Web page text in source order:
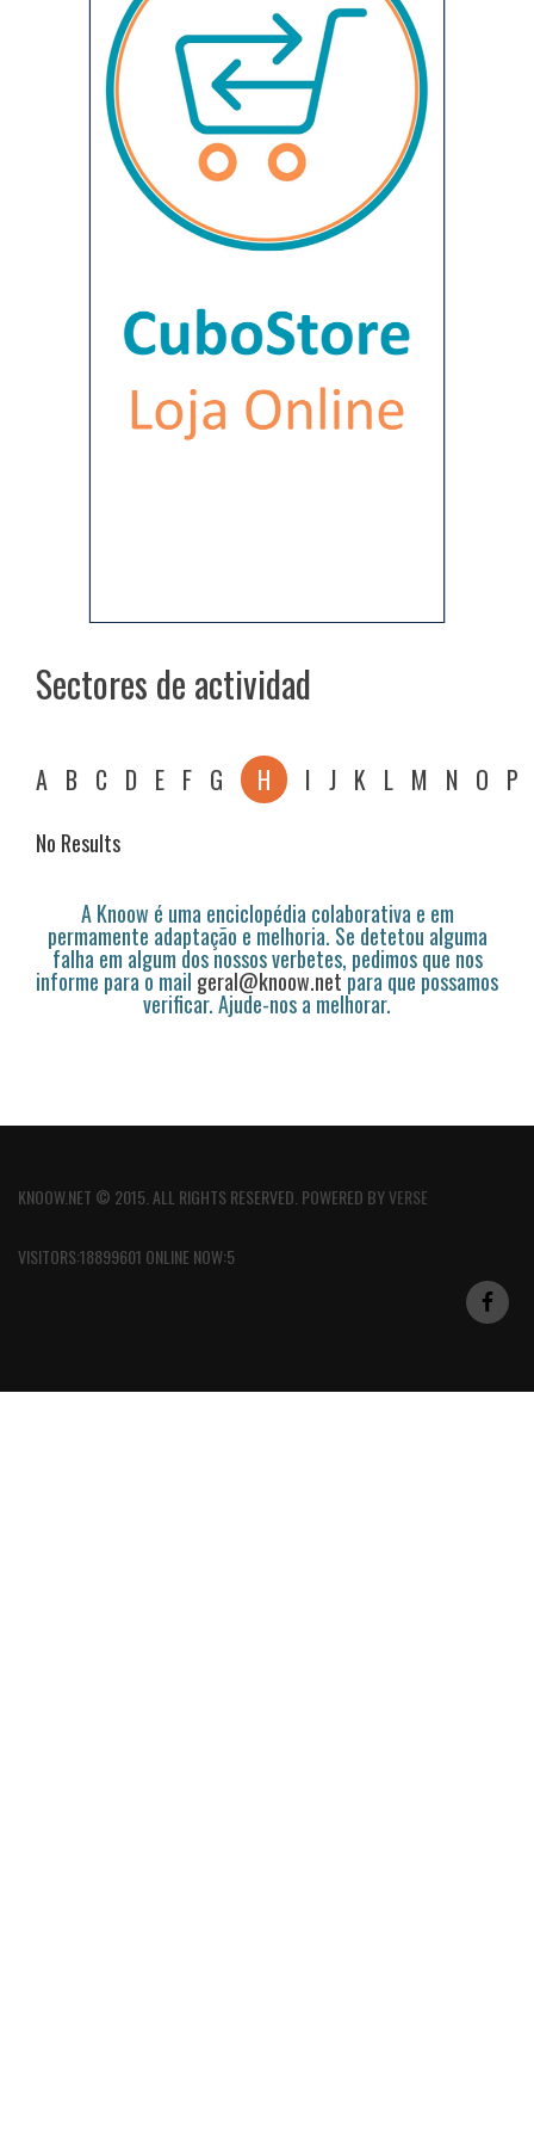
Sectores de actividad
A B C D E F G H I J K L M N O P
No Results
A Knoow é uma enciclopédia colaborativa e em
permamente adaptação e melhoria. Se detetou alguma
falha em algum dos nossos verbetes, pedimos que nos
informe para o mail geral@knoow.netpara que possamos
verificar. Ajude-nos a melhorar.
KNOOW.NET © 2015. ALL RIGHTS RESERVED. POWERED BYVERSE
VISITORS:18899601 ONLINE NOW:5